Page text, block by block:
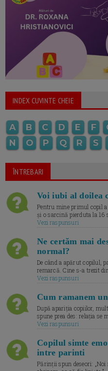
INDEX CUVINTE CHEIE
A B C D E F
N
O P Q R S
ÎNTREBARI
Voi iubi al doilea
Pentru mine primul copil
și o sarcină pierduta la
Vezi raspunsuri
Ne certăm mai
normal?
De când a apărut copilul,
remarcă. Cine s-a trezit
Vezi raspunsuri
Cum ramanem
După apariția copiilor,
spune prea des: relația se
Vezi raspunsuri
Copilul simte
intre parinti
Părinții spun deseori: